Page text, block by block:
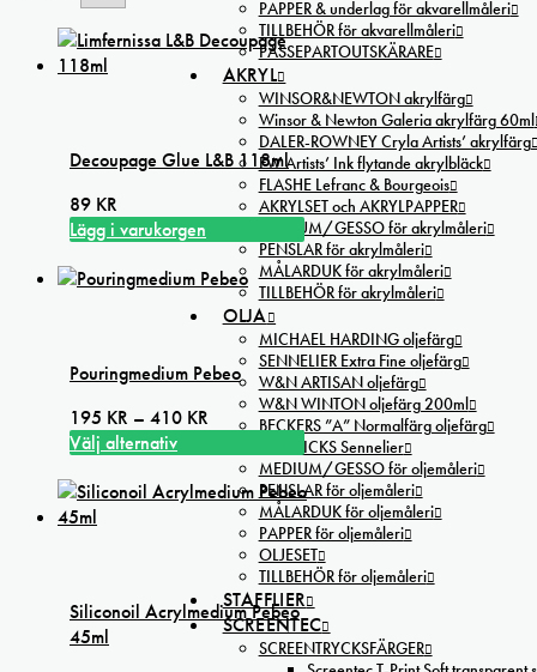
PAPPER & underlag för akvarellmåleri
TILLBEHÖR för akvarellmåleri
PASSEPARTOUTSKÄRARE
AKRYL
WINSOR&NEWTON akrylfärg
Winsor & Newton Galeria akrylfärg 60ml
DALER-ROWNEY Cryla Artists’ akrylfärg
FW Artists’ Ink flytande akrylbläck
FLASHE Lefranc & Bourgeois
AKRYLSET och AKRYLPAPPER
MEDIUM/GESSO för akrylmåleri
PENSLAR för akrylmåleri
MÅLARDUK för akrylmåleri
TILLBEHÖR för akrylmåleri
OLJA
MICHAEL HARDING oljefärg
SENNELIER Extra Fine oljefärg
W&N ARTISAN oljefärg
W&N WINTON oljefärg 200ml
BECKERS ”A” Normalfärg oljefärg
OIL STICKS Sennelier
MEDIUM/GESSO för oljemåleri
PENSLAR för oljemåleri
MÅLARDUK för oljemåleri
PAPPER för oljemåleri
OLJESET
TILLBEHÖR för oljemåleri
STAFFLIER
SCREENTEC
SCREENTRYCKSFÄRGER
Decoupage Glue L&B 118ml
89 KR
Lägg i varukorgen
Pouringmedium Pebeo
195 KR – 410 KR Prisintervall:
410 kr
Välj alternativ
här
produkten
De
olika
Siliconoil Acrylmedium Pebeo
45ml